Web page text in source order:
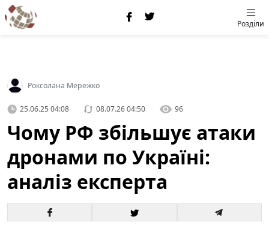
Розділи
Роксолана Мережко
25.06.25 04:08 08.07.26 04:50 96
Чому РФ збільшує атаки
дронами по Україні:
аналіз експерта